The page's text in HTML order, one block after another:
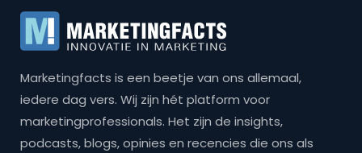
Marketingfacts is een beetje van ons allemaal,
iedere dag vers. Wij zijn hét platform voor
marketingprofessionals. Het zijn de insights,
podcasts, blogs, opinies en recencies die ons als